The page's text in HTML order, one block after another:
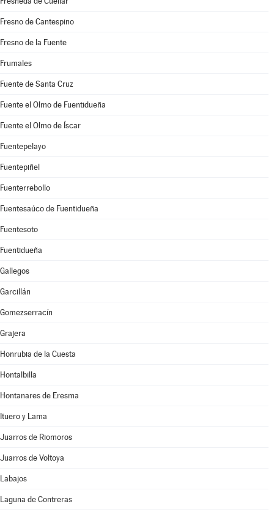
Fresno de Cantespino
Fresno de la Fuente
Frumales
Fuente de Santa Cruz
Fuente el Olmo de Fuentidueña
Fuente el Olmo de Íscar
Fuentepelayo
Fuentepiñel
Fuenterrebollo
Fuentesaúco de Fuentidueña
Fuentesoto
Fuentidueña
Gallegos
Garcillán
Gomezserracín
Grajera
Honrubia de la Cuesta
Hontalbilla
Hontanares de Eresma
Ituero y Lama
Juarros de Riomoros
Juarros de Voltoya
Labajos
Laguna de Contreras